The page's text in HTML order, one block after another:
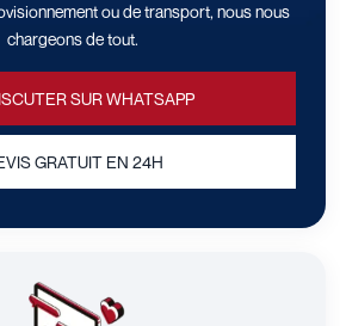
ou de transport, nous nous
chargeons de tout.
SUR WHATSAPP
GRATUIT EN 24H